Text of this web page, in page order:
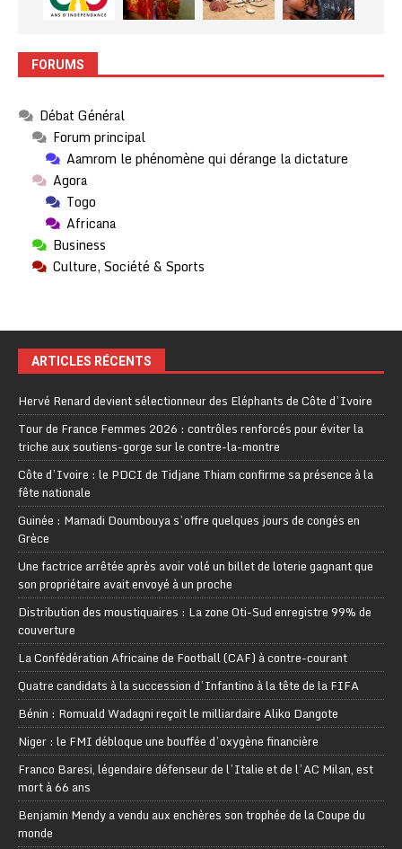
FORUMS
Débat Général
Forum principal
Aamrom le phénomène qui dérange la dictature
Agora
Togo
Africana
Business
Culture, Société & Sports
ARTICLES RÉCENTS
Hervé Renard devient sélectionneur des Eléphants de Côte d’Ivoire
Tour de France Femmes 2026 : contrôles renforcés pour éviter la
triche aux soutiens-gorge sur le contre-la-montre
Côte d’Ivoire : le PDCI de Tidjane Thiam confirme sa présence à la
fête nationale
Guinée : Mamadi Doumbouya s’offre quelques jours de congés en
Grèce
Une factrice arrêtée après avoir volé un billet de loterie gagnant que
son propriétaire avait envoyé à un proche
Distribution des moustiquaires : La zone Oti-Sud enregistre 99% de
couverture
La Confédération Africaine de Football (CAF) à contre-courant
Quatre candidats à la succession d’Infantino à la tête de la FIFA
Bénin : Romuald Wadagni reçoit le milliardaire Aliko Dangote
Niger : le FMI débloque une bouffée d’oxygène financière
Franco Baresi, légendaire défenseur de l’Italie et de l’AC Milan, est
mort à 66 ans
Benjamin Mendy a vendu aux enchères son trophée de la Coupe du
monde